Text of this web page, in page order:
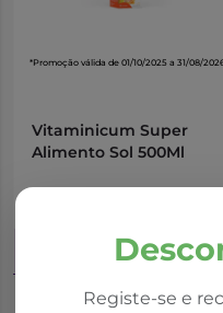
Não recomendado a
Registe-se e
*Promoção válida de 01/10/2025 a 31/08/
Vitaminicum Super
Alimento Sol 500Ml
Adicionar ao Carrinho